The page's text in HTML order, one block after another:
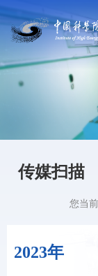
传媒扫描
2023年
您当